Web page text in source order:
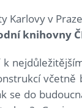
další dokumenty
benefity pro
FF UK
programy
k průběhu přijímacího
kvalifikace
Karlovy v
knihovny
včetně
se do